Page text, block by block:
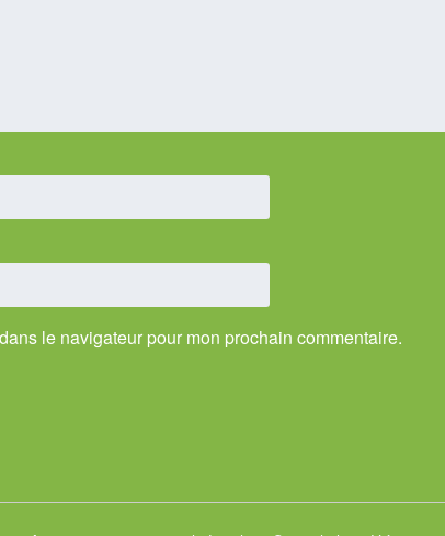
le navigateur pour mon prochain commentaire.